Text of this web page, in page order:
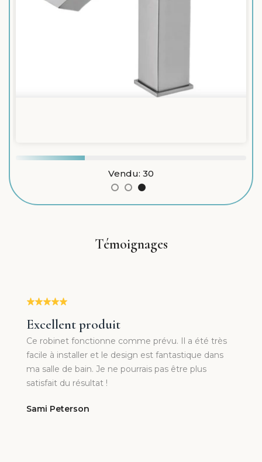
Vendu: 30
Disponible:
Témoignages
Excellent produit
Ce robinet fonctionne comme prévu. Il a été très
facile à installer et le design est fantastique dans
ma salle de bain. Je ne pourrais pas être plus
satisfait du résultat !
Sami Peterson